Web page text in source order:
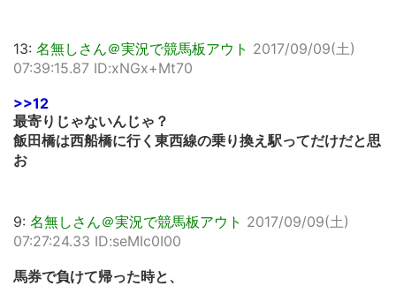
13: 名無しさん＠実況で競馬板アウト 2017/09/09(土)
07:39:15.87 ID:xNGx+Mt70
>>12
最寄りじゃないんじゃ？
飯田橋は西船橋に行く東西線の乗り換え駅ってだけだと思
お
9: 名無しさん＠実況で競馬板アウト 2017/09/09(土)
07:27:24.33 ID:seMIc0I00
馬券で負けて帰った時と、